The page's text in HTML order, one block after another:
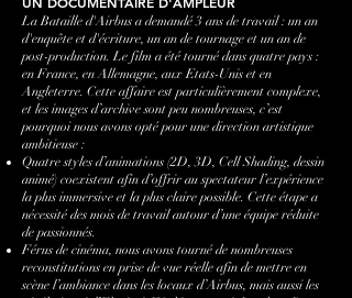
La Bataille d'Airbus a demandé 3 ans de travail : un an
d'enquête et d'écriture, un an de tournage et un an de
post-production. Le film a été tourné dans quatre pays :
en France, en Allemagne, aux Etats-Unis et en
Angleterre. Cette affaire est particulièrement complexe,
et les images d’archive sont peu nombreuses, c’est
pourquoi nous avons opté pour une direction artistique
ambitieuse :
Quatre styles d’animations (2D, 3D, Cell Shading, dessin
animé) coexistent afin d’offrir au spectateur l’expérience
la plus immersive et la plus claire possible. Cette étape a
nécessité des mois de travail autour d’une équipe réduite
de passionnés.
Férus de cinéma, nous avons tourné de nombreuses
reconstitutions en prise de vue réelle afin de mettre en
scène l’ambiance dans les locaux d’Airbus, mais aussi les